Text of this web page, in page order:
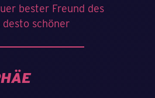
bester Freund des
desto schöner